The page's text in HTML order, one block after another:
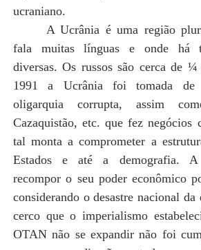
ucraniano.
A Ucrânia é uma região
fala muitas línguas e onde há
diversas. Os russos são cerca de
1991 a Ucrânia foi tomada de
oligarquia corrupta, assim
Cazaquistão, etc. que fez negócios
tal monta a comprometer a
Estados e até a demografia. A
recompor o seu poder econômico
considerando o desastre nacional
cerco que o imperialismo
OTAN não se expandir não foi